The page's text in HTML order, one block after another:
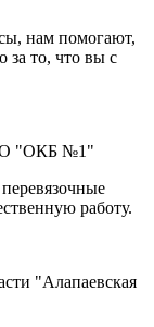
нам помогают,
то, что вы с
"ОКБ №1"
работу.
"Алапаевская